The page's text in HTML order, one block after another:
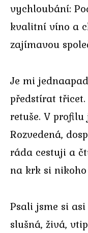
vychloubání:
kvalitní víno a
zajímavou
Je mi
předstírat
retuše. V profilu
Rozvedená,
ráda cestuji a
na krk si nikoho
Psali jsme si
slušná, živá,